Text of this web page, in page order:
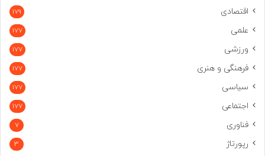
اقتصادی 179
علمی 177
ورزشی 177
فرهنگی و هنری 177
سیاسی 177
اجتماعی 177
فناوری 7
رپورتاژ 3